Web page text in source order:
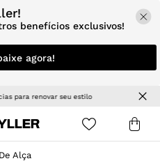
benefícios exclusivos!
agora!
5x sem juros
De Alça